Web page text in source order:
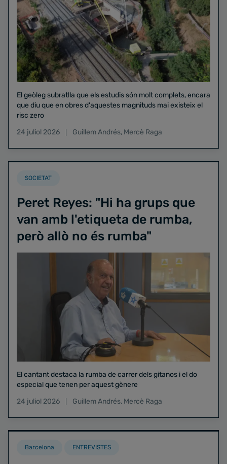
El geòleg subratlla que els estudis són molt complets, encara
que diu que en obres d'aquestes magnituds mai existeix el
risc zero
24 juliol 2026
Guillem Andrés, Mercè Raga
SOCIETAT
Peret Reyes: "Hi ha grups que
van amb l'etiqueta de rumba,
però allò no és rumba"
El cantant destaca la rumba de carrer dels gitanos i el do
especial que tenen per aquest gènere
24 juliol 2026
Guillem Andrés, Mercè Raga
Barcelona ENTREVISTES